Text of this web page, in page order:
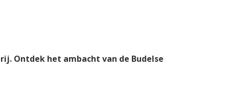
Ontdek het ambacht van de Budelse